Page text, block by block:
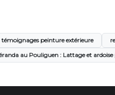
témoignages peinture extérieure
au Pouliguen : Lattage et